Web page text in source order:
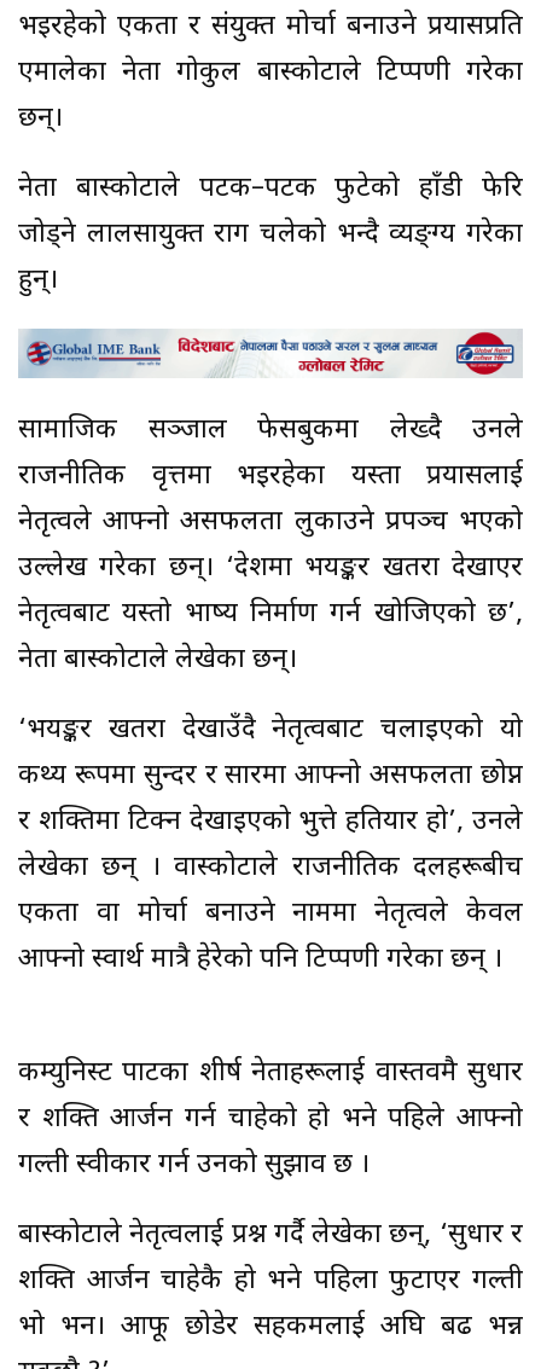
भइरहेको एकता र संयुक्त मोर्चा बनाउने प्रयासप्रति
एमालेका नेता गोकुल बास्कोटाले टिप्पणी गरेका
छन्।
नेता बास्कोटाले पटक–पटक फुटेको हाँडी फेरि
जोड्ने लालसायुक्त राग चलेको भन्दै व्यङ्ग्य गरेका
हुन्।
सामाजिक सञ्जाल फेसबुकमा लेख्दै उनले
राजनीतिक वृत्तमा भइरहेका यस्ता प्रयासलाई
नेतृत्वले आफ्नो असफलता लुकाउने प्रपञ्च भएको
उल्लेख गरेका छन्। ‘देशमा भयङ्कर खतरा देखाएर
नेतृत्वबाट यस्तो भाष्य निर्माण गर्न खोजिएको छ’,
नेता बास्कोटाले लेखेका छन्।
‘भयङ्कर खतरा देखाउँदै नेतृत्वबाट चलाइएको यो
कथ्य रूपमा सुन्दर र सारमा आफ्नो असफलता छोप्न
र शक्तिमा टिक्न देखाइएको भुत्ते हतियार हो’, उनले
लेखेका छन् । वास्कोटाले राजनीतिक दलहरूबीच
एकता वा मोर्चा बनाउने नाममा नेतृत्वले केवल
आफ्नो स्वार्थ मात्रै हेरेको पनि टिप्पणी गरेका छन् ।
कम्युनिस्ट पार्टीका शीर्ष नेताहरूलाई वास्तवमै सुधार
र शक्ति आर्जन गर्न चाहेको हो भने पहिले आफ्नो
गल्ती स्वीकार गर्न उनको सुझाव छ ।
बास्कोटाले नेतृत्वलाई प्रश्न गर्दै लेखेका छन्, ‘सुधार र
शक्ति आर्जन चाहेकै हो भने पहिला फुटाएर गल्ती
भो भन। आफू छोडेर सहकर्मीलाई अघि बढ भन्न